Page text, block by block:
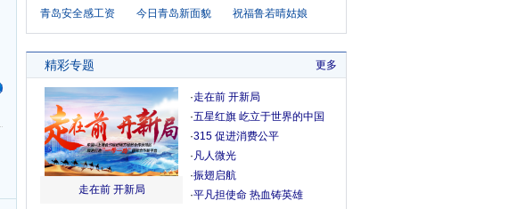
青岛安全感工资
今日青岛新面貌 祝福鲁若晴姑娘